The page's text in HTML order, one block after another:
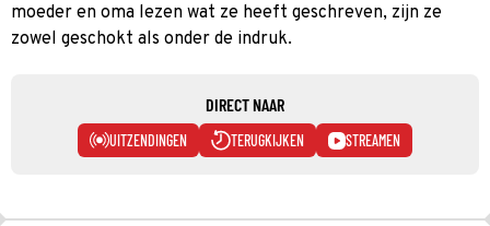
moeder en oma lezen wat ze heeft geschreven, zijn ze
zowel geschokt als onder de indruk.
DIRECT NAAR
UITZENDINGEN TERUGKIJKEN STREAMEN